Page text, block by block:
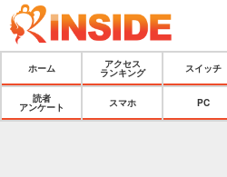
ホーム
アクセス
ランキング
スイッチ
読者
アンケート
スマホ PC